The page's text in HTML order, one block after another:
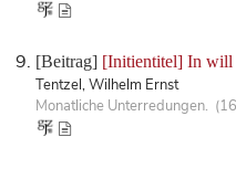
[Beitrag] [Initientitel] In will
Tentzel, Wilhelm Ernst
Monatliche Unterredungen.